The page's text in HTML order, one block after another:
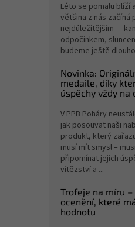
Léto se pomalu blíží
většina z nás začíná
nejdůležitějším —
odpočinkem,
budeme ještě
Novinka:
medaile, díky
úspěchy vždy na
V PPB Poháry
jak posouvat naši
produkt, který
musí mít smysl –
připomínat jejich
vítězství a ...
Trofeje na míru
ocenění, které
hodnotu